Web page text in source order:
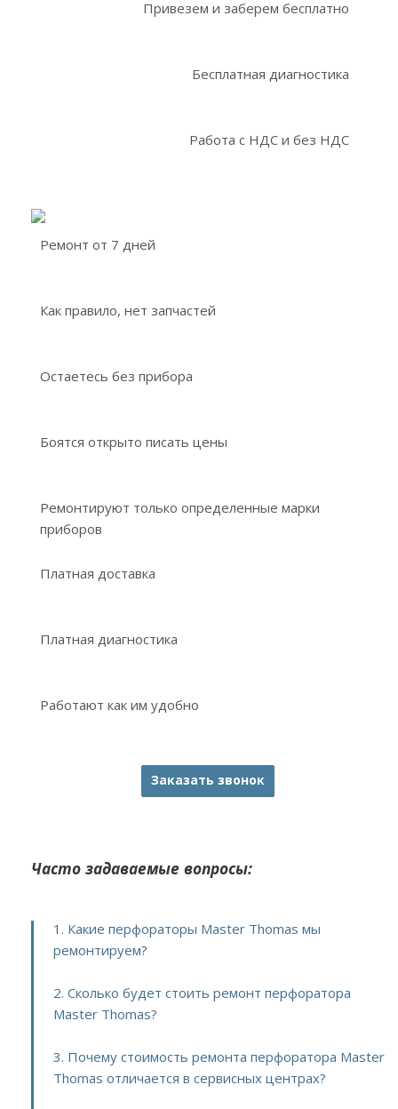
Привезем и заберем бесплатно
Бесплатная диагностика
Работа с НДС и без НДС
Ремонт от 7 дней
Как правило, нет запчастей
Остаетесь без прибора
Боятся открыто писать цены
Ремонтируют только определенные марки
приборов
Платная доставка
Платная диагностика
Работают как им удобно
Заказать звонок
Часто задаваемые вопросы:
1. Какие перфораторы Master Thomas мы
ремонтируем?
2. Сколько будет стоить ремонт перфоратора
Master Thomas?
3. Почему стоимость ремонта перфоратора Master
Thomas отличается в сервисных центрах?